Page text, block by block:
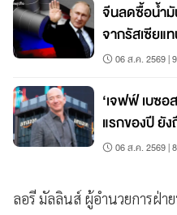
จีนลดซื้อน้ำมั
จากรัสเซียแ
06 ส.ค. 2569 |
‘เจฟฟ์ เบซอ
แรกของปี ยั
06 ส.ค. 2569 |
ลอรี มัลลินส์ ผู้อำนวยการฝ่